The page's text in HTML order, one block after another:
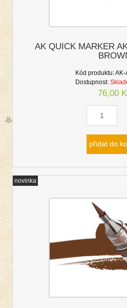
AK QUICK MARKER
Kód produktu:AK-
Dostupnost:
76,00
přidat do
novinka